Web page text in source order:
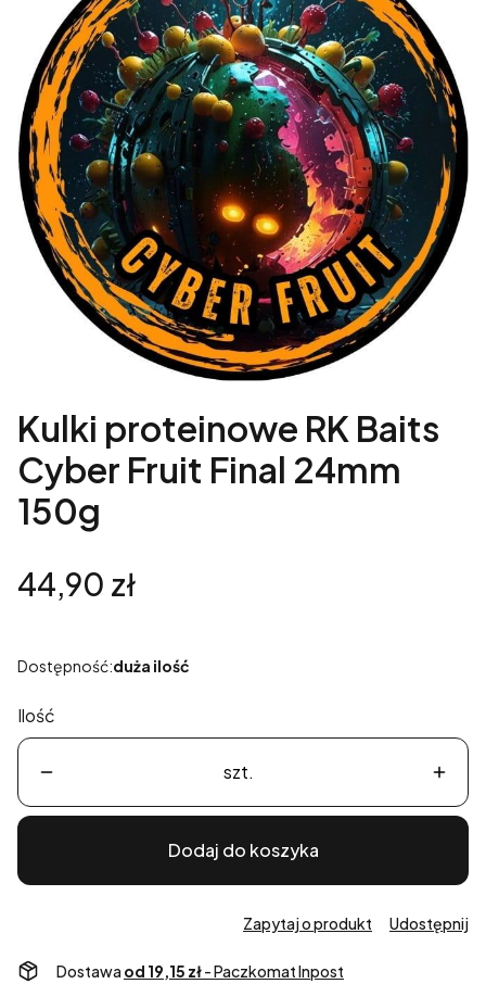
Kulki proteinowe RK Baits
Cyber Fruit Final 24mm
150g
Cena
44,90 zł
Dostępność:duża ilość
Ilość
szt.
Dodaj do koszyka
Zapytaj o produkt Udostępnij
Dostawa od 19,15 zł- Paczkomat Inpost